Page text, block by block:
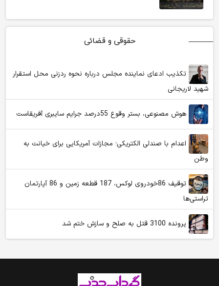
حقوقی و قضائی
تکذیب ادعای نماینده مجلس درباره نحوه ردزنی محل استقرار
شهید لاریجانی
هوش مصنوعی، بستر وقوع 55درصد جرایم سایبری آفریقاست
اعدام با صندلی الکتریکی؛ مجازات آمریکایی برای خیانت به
وطن
توقیف 86خودروی لوکس، 187 قطعه زمین و 86 آپارتمان
تراستی‌ها
پرونده 3100 قتل به صلح و سازش ختم شد